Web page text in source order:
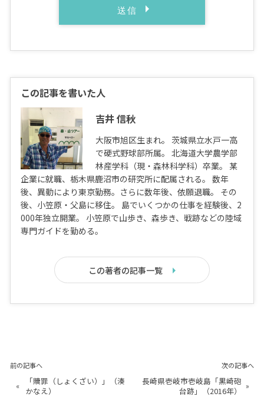
この記事を書いた人
吉井 信秋
大阪市旭区生まれ。 茨城県立水戸一高
で硬式野球部所属。 北海道大学農学部
林産学科（現・森林科学科）卒業。 某
企業に就職、栃木県鹿沼市の研究所に配属される。 数年
後、異動により東京勤務。さらに数年後、依願退職。 その
後、小笠原・父島に移住。 島でいくつかの仕事を経験後、2
000年独立開業。 小笠原で山歩き、森歩き、戦跡などの陸域
専門ガイドを勤める。
この著者の記事一覧
前の記事へ
«
「贖罪（しょくざい）」（湊
かなえ）
次の記事へ
長崎県壱岐市壱岐島「黒崎砲
台跡」（2016年）
»